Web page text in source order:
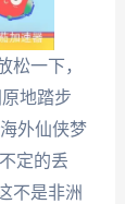
松一下，
地踏步
外仙侠梦
定的丢
不是非洲